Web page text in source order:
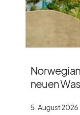
neuen
5. August 2026